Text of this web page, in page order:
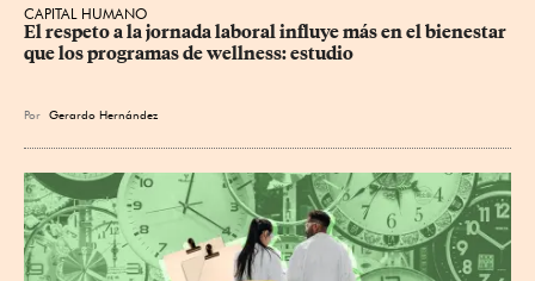
CAPITAL HUMANO
El respeto a la jornada laboral influye más en el bienestar
que los programas de wellness: estudio
Por Gerardo Hernández